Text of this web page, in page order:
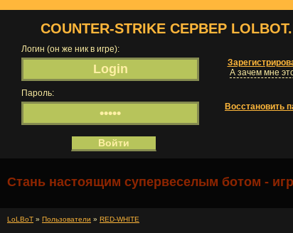
COUNTER-STRIKE СЕРВЕР
Логин (он же ник в игре):
А зачем мне
Пароль:
Восстановить
Стань настоящим супервеселым ботом -
LoLBoT » Пользователи » RED-WHITE